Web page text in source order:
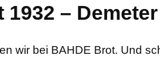
1932 –
wir bei BAHDE Brot. Und